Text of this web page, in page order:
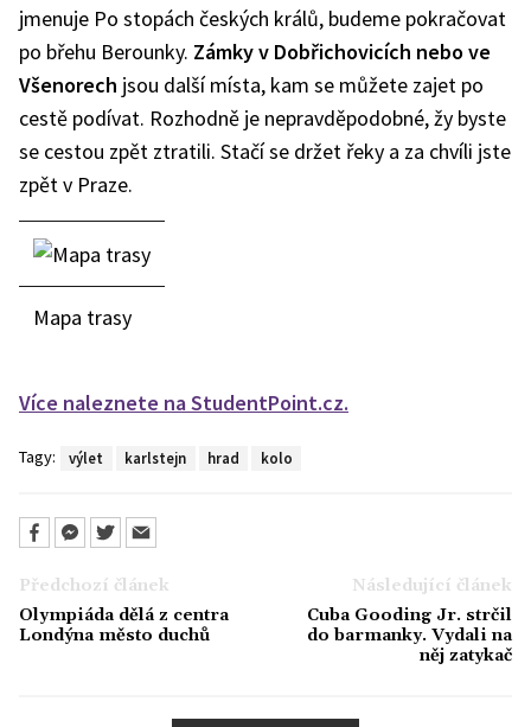
jmenuje Po stopách českých králů, budeme pokračovat
po břehu Berounky. Zámky v Dobřichovicích nebo ve
Všenorech jsou další místa, kam se můžete zajet po
cestě podívat. Rozhodně je nepravděpodobné, žy byste
se cestou zpět ztratili. Stačí se držet řeky a za chvíli jste
zpět v Praze.
Mapa trasy
Více naleznete na StudentPoint.cz.
Tagy: výlet karlstejn hrad kolo
Předchozí článek
Olympiáda dělá z centra
Londýna město duchů
Následující článek
Cuba Gooding Jr. strčil
do barmanky. Vydali na
něj zatykač